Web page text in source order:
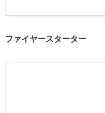
ファイヤースターター